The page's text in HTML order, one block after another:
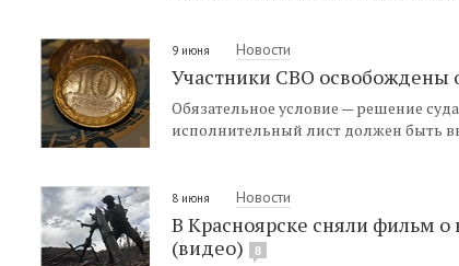
9 июня Новости
Участники СВО освобождены
Обязательное условие — решение
исполнительный лист должен быть
8 июня Новости
В Красноярске сняли фильм
(видео)
8